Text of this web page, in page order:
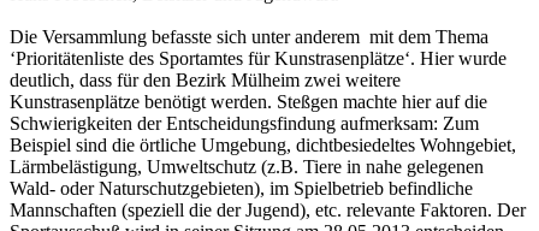
Die Versammlung befasste sich unter anderem mit dem Thema
‘Prioritätenliste des Sportamtes für Kunstrasenplätze‘. Hier wurde
deutlich, dass für den Bezirk Mülheim zwei weitere
Kunstrasenplätze benötigt werden. Steßgen machte hier auf die
Schwierigkeiten der Entscheidungsfindung aufmerksam: Zum
Beispiel sind die örtliche Umgebung, dichtbesiedeltes Wohngebiet,
Lärmbelästigung, Umweltschutz (z.B. Tiere in nahe gelegenen
Wald- oder Naturschutzgebieten), im Spielbetrieb befindliche
Mannschaften (speziell die der Jugend), etc. relevante Faktoren. Der